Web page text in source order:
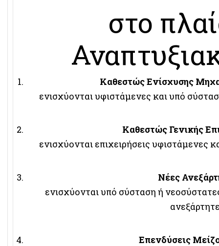
στο
Καθεστώς Ενίσχυσης
ενισχύονται υφιστάμενες και υπό
Καθεστώς Γενικής
ενισχύονται επιχειρήσεις υφιστάμενες
Νέες
ενισχύονται υπό σύσταση ή
Επενδύσεις